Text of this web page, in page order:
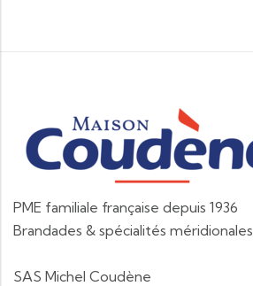
PME familiale française depuis 1936
Brandades & spécialités méridionales
SAS Michel Coudène